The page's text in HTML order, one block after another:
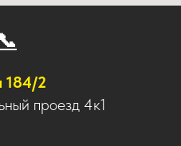
184/2
проезд 4к1